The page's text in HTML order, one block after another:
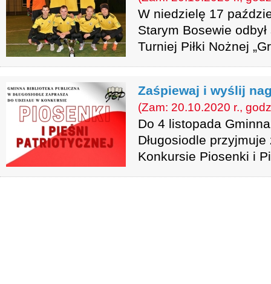
W niedzielę 17
Starym Bosewie
Turniej Piłki Nożnej
Zaśpiewaj i wyślij
(Zam: 20.10.2020 r.,
Do 4 listopada
Długosiodle przyjmuje
Konkursie Piosenki i